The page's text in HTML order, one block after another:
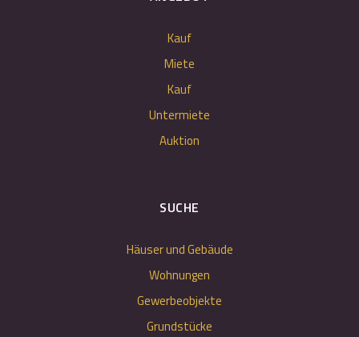
Kauf
Miete
Kauf
Untermiete
Auktion
SUCHE
Häuser und Gebäude
Wohnungen
Gewerbeobjekte
Grundstücke